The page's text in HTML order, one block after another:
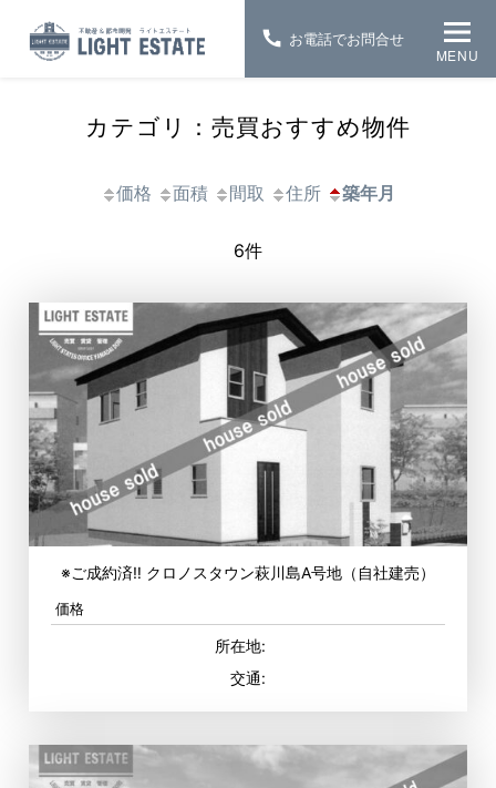
MENU
カテゴリ：売買おすすめ物件
価格 面積 間取 住所 築年月
6件
※ご成約済‼ クロノスタウン萩川島A号地（自社建売）
価格
所在地:
交通:
お電話でお問合せ